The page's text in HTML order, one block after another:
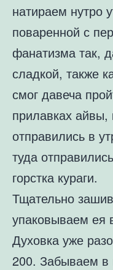
натираем нутро
поваренной с
фанатизма так,
сладкой, также
смог давеча
прилавках айвы,
отправились в
туда
горстка кураги.
Тщательно
упаковываем ея
Духовка уже
200. Забываем в